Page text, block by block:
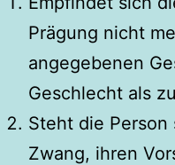
Prägung nicht
angegebenen
Geschlecht als
Steht die
Zwang, ihren